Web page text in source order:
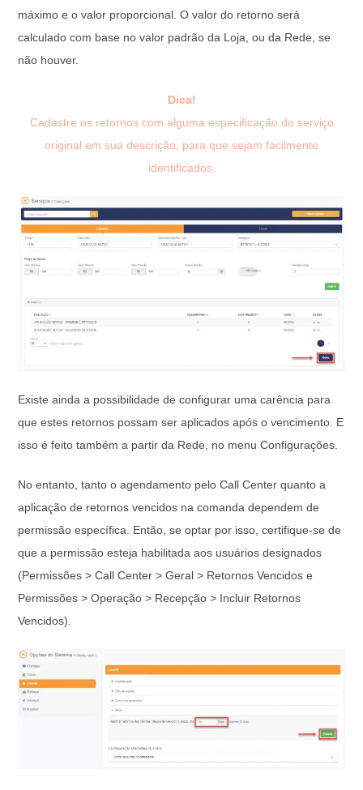
máximo e o valor proporcional. O valor do retorno será
calculado com base no valor padrão da Loja, ou da Rede, se
não houver.
Dica!
Cadastre os retornos com alguma especificação do serviço
original em sua descrição, para que sejam facilmente
identificados.
Existe ainda a possibilidade de configurar uma carência para
que estes retornos possam ser aplicados após o vencimento. E
isso é feito também a partir da Rede, no menu Configurações.
No entanto, tanto o agendamento pelo Call Center quanto a
aplicação de retornos vencidos na comanda dependem de
permissão específica. Então, se optar por isso, certifique-se de
que a permissão esteja habilitada aos usuários designados
(Permissões > Call Center > Geral > Retornos Vencidos e
Permissões > Operação > Recepção > Incluir Retornos
Vencidos).